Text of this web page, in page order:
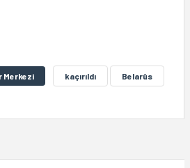
Merkezi kaçırıldı Belarûs